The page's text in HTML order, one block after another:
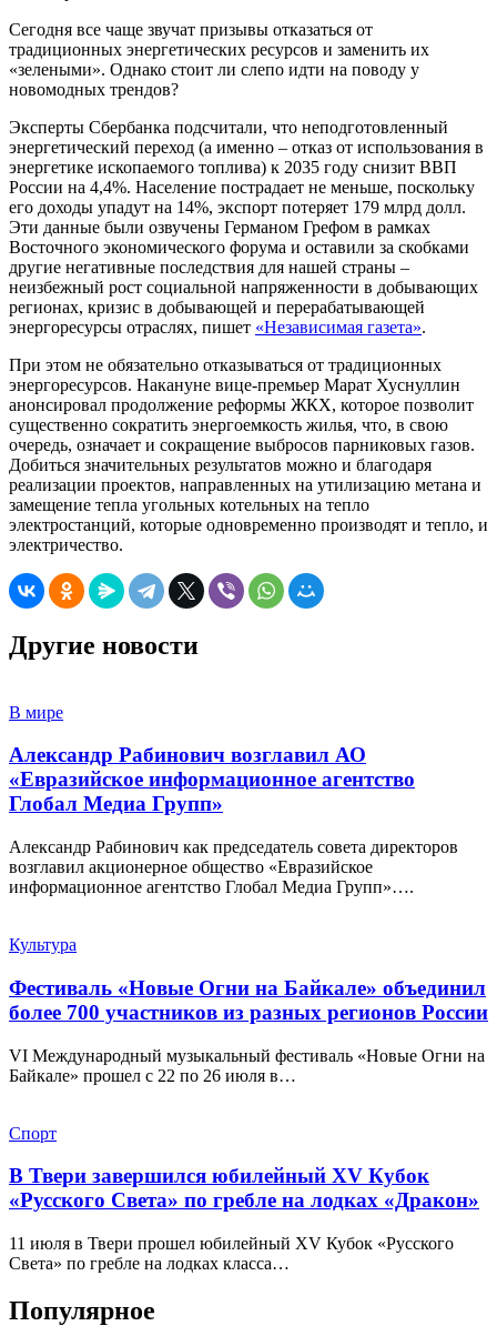
Сегодня все чаще звучат призывы отказаться от
традиционных энергетических ресурсов и заменить их
«зелеными». Однако стоит ли слепо идти на поводу у
новомодных трендов?
Эксперты Сбербанка подсчитали, что неподготовленный
энергетический переход (а именно – отказ от использования в
энергетике ископаемого топлива) к 2035 году снизит ВВП
России на 4,4%. Население пострадает не меньше, поскольку
его доходы упадут на 14%, экспорт потеряет 179 млрд долл.
Эти данные были озвучены Германом Грефом в рамках
Восточного экономического форума и оставили за скобками
другие негативные последствия для нашей страны –
неизбежный рост социальной напряженности в добывающих
регионах, кризис в добывающей и перерабатывающей
энергоресурсы отраслях, пишет «Независимая газета».
При этом не обязательно отказываться от традиционных
энергоресурсов. Накануне вице-премьер Марат Хуснуллин
анонсировал продолжение реформы ЖКХ, которое позволит
существенно сократить энергоемкость жилья, что, в свою
очередь, означает и сокращение выбросов парниковых газов.
Добиться значительных результатов можно и благодаря
реализации проектов, направленных на утилизацию метана и
замещение тепла угольных котельных на тепло
электростанций, которые одновременно производят и тепло, и
электричество.
Другие новости
В мире
Александр Рабинович возглавил АО
«Евразийское информационное агентство
Глобал Медиа Групп»
Александр Рабинович как председатель совета директоров
возглавил акционерное общество «Евразийское
информационное агентство Глобал Медиа Групп»….
Культура
Фестиваль «Новые Огни на Байкале» объединил
более 700 участников из разных регионов России
VI Международный музыкальный фестиваль «Новые Огни на
Байкале» прошел с 22 по 26 июля в…
Спорт
В Твери завершился юбилейный XV Кубок
«Русского Света» по гребле на лодках «Дракон»
11 июля в Твери прошел юбилейный XV Кубок «Русского
Света» по гребле на лодках класса…
Популярное